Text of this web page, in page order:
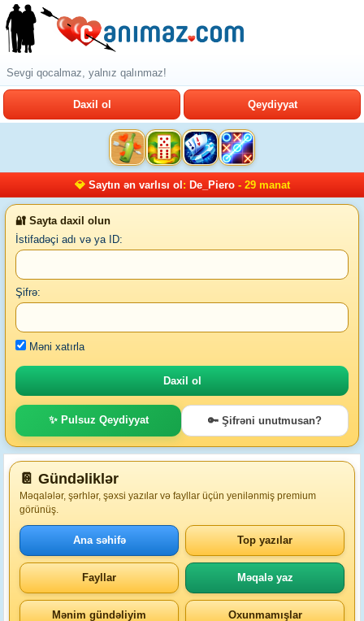
Sevgi qocalmaz, yalnız qalınmaz!
Daxil ol Qeydiyyat
💎 Saytın ən varlısı ol : De_Piero- 29 manat
🔐 Sayta daxil olun
İstifadəçi adı və ya ID:
Şifrə:
Məni xatırla
✨ Pulsuz Qeydiyyat 🔑 Şifrəni unutmusan?
📔 Gündəliklər
Məqalələr, şərhlər, şəxsi yazılar və fayllar üçün yenilənmiş premium
görünüş.
Ana səhifə Top yazılar
Fayllar Məqalə yaz
Mənim gündəliyim Oxunmamışlar